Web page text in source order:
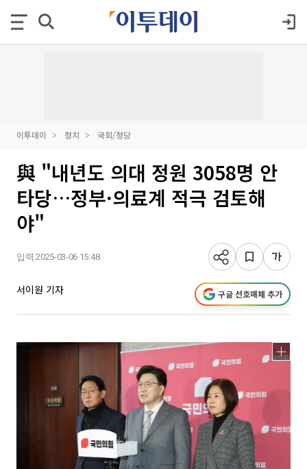
이투데이 정치 국회/정당
與 "내년도 의대 정원 3058명 안
타당…정부·의료계 적극 검토해
야"
입력 2025-03-06 15:48
서이원 기자 구글 선호매체 추가